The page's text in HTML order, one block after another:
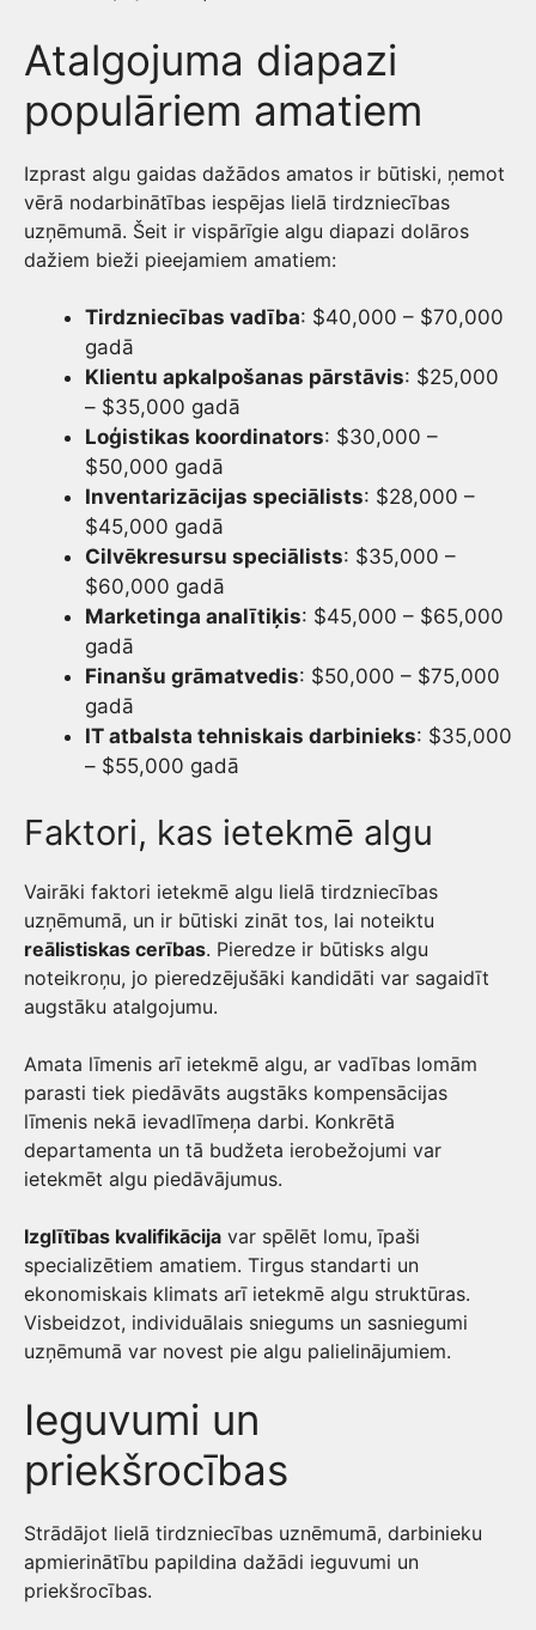
Atalgojuma diapazi
populāriem amatiem
Izprast algu gaidas dažādos amatos ir būtiski, ņemot
vērā nodarbinātības iespējas lielā tirdzniecības
uzņēmumā. Šeit ir vispārīgie algu diapazi dolāros
dažiem bieži pieejamiem amatiem:
Tirdzniecības vadība: $40,000 – $70,000
gadā
Klientu apkalpošanas pārstāvis: $25,000
– $35,000 gadā
Loģistikas koordinators: $30,000 –
$50,000 gadā
Inventarizācijas speciālists: $28,000 –
$45,000 gadā
Cilvēkresursu speciālists: $35,000 –
$60,000 gadā
Marketinga analītiķis: $45,000 – $65,000
gadā
Finanšu grāmatvedis: $50,000 – $75,000
gadā
IT atbalsta tehniskais darbinieks: $35,000
– $55,000 gadā
Faktori, kas ietekmē algu
Vairāki faktori ietekmē algu lielā tirdzniecības
uzņēmumā, un ir būtiski zināt tos, lai noteiktu
reālistiskas cerības. Pieredze ir būtisks algu
noteikroņu, jo pieredzējušāki kandidāti var sagaidīt
augstāku atalgojumu.
Amata līmenis arī ietekmē algu, ar vadības lomām
parasti tiek piedāvāts augstāks kompensācijas
līmenis nekā ievadlīmeņa darbi. Konkrētā
departamenta un tā budžeta ierobežojumi var
ietekmēt algu piedāvājumus.
Izglītības kvalifikācija var spēlēt lomu, īpaši
specializētiem amatiem. Tirgus standarti un
ekonomiskais klimats arī ietekmē algu struktūras.
Visbeidzot, individuālais sniegums un sasniegumi
uzņēmumā var novest pie algu palielinājumiem.
Ieguvumi un
priekšrocības
Strādājot lielā tirdzniecības uznēmumā, darbinieku
apmierinātību papildina dažādi ieguvumi un
priekšrocības.